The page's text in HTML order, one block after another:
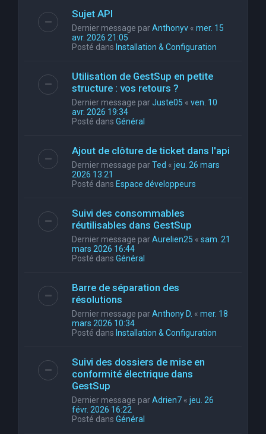
Sujet API
Dernier message parAnthonyv « mer. 15
avr. 2026 21:05
Posté dans Installation & Configuration
Utilisation de GestSup en petite
structure : vos retours ?
Dernier message parJuste05 « ven. 10
avr. 2026 19:34
Posté dans Général
Ajout de clôture de ticket dans l'api
Dernier message parTed « jeu. 26 mars
2026 13:21
Posté dans Espace développeurs
Suivi des consommables
réutilisables dans GestSup
Dernier message parAurelien25 « sam. 21
mars 2026 16:44
Posté dans Général
Barre de séparation des
résolutions
Dernier message parAnthony D. « mer. 18
mars 2026 10:34
Posté dans Installation & Configuration
Suivi des dossiers de mise en
conformité électrique dans
GestSup
Dernier message parAdrien7 « jeu. 26
févr. 2026 16:22
Posté dans Général